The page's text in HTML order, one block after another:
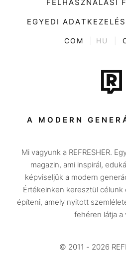
Kultúra
ENTR
Tech-
Sport
Utazás
Életmód
Design
Videó
FELHASZNÁLÁSI
EGYEDI
COM HU
A MODERN
Mi vagyunk a REFRESHER.
magazin, ami inspirál,
képviseljük a modern
Értékeinken keresztül célunk
építeni, amely nyitott
fehéren látja a
© 2011 - 2026